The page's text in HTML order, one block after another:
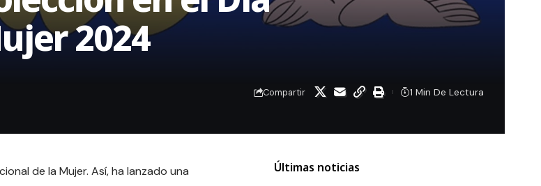
2024
Compartir 1 Min De Lectura
de la Mujer. Así, ha lanzado una
Últimas noticias